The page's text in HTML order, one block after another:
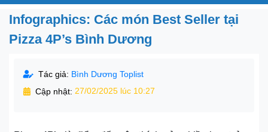
Infographics: Các món Best Seller tại
Pizza 4P’s Bình Dương
Tác giả: Bình Dương Toplist
Cập nhật: 27/02/2025 lúc 10:27